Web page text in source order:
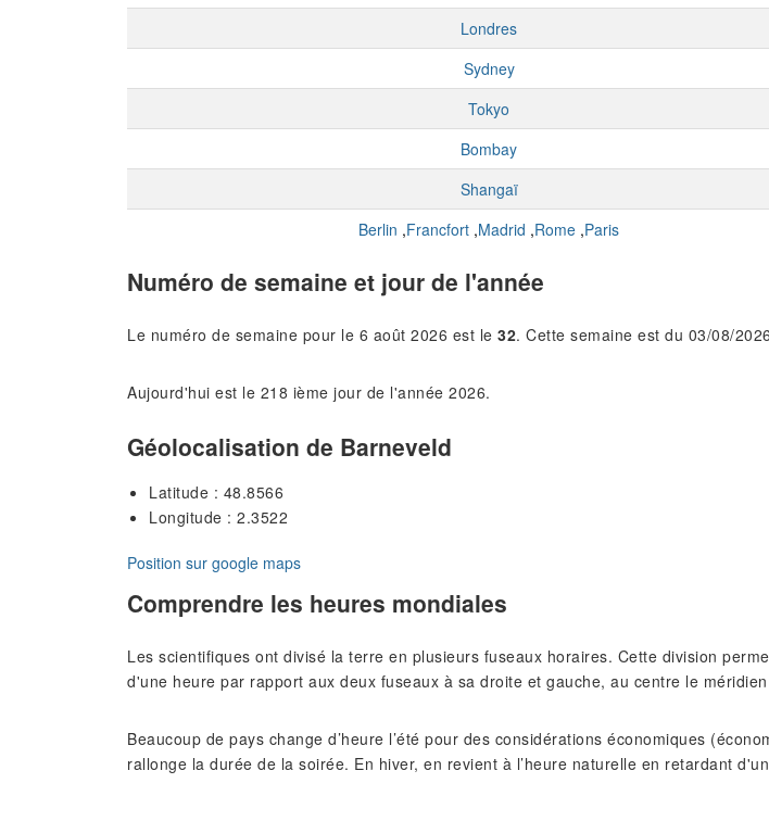
Londres
Sydney
Tokyo
Bombay
Shangaï
Berlin ,Francfort ,Madrid ,Rome ,Paris
Numéro de semaine et jour de l'année
Le numéro de semaine pour le 6 août 2026 est le 32. Cette semaine est du 03/08/
Aujourd'hui est le 218 ième jour de l'année 2026.
Géolocalisation de Barneveld
Latitude : 48.8566
Longitude : 2.3522
Position sur google maps
Comprendre les heures mondiales
Les scientifiques ont divisé la terre en plusieurs fuseaux horaires. Cette division
d'une heure par rapport aux deux fuseaux à sa droite et gauche, au centre le
Beaucoup de pays change d’heure l’été pour des considérations économiques
rallonge la durée de la soirée. En hiver, en revient à l’heure naturelle en retardant